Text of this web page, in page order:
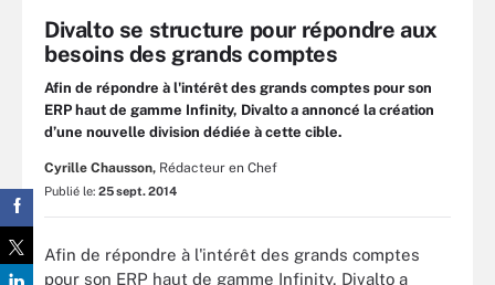
Divalto se structure pour répondre aux
besoins des grands comptes
Afin de répondre à l'intérêt des grands comptes pour son
ERP haut de gamme Infinity, Divalto a annoncé la création
d’une nouvelle division dédiée à cette cible.
Cyrille Chausson, Rédacteur en Chef
Publié le: 25 sept. 2014
Afin de répondre à l'intérêt des grands comptes
pour son ERP haut de gamme Infinity, Divalto a